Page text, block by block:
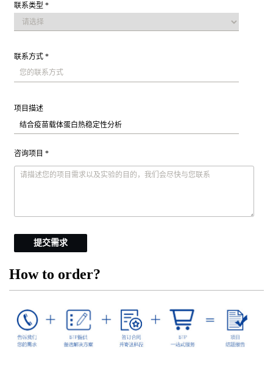
联系类型 *
联系方式 *
项目描述
咨询项目 *
提交需求
How to order?